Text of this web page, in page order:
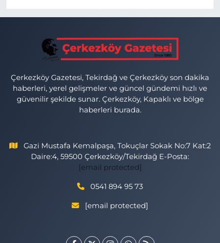
Çerkezköy Gazetesi, Tekirdağ ve Çerkezköy son dakika
haberleri, yerel gelişmeler ve güncel gündemi hızlı ve
güvenilir şekilde sunar. Çerkezköy, Kapaklı ve bölge
haberleri burada.
Gazi Mustafa Kemalpaşa, Tokuçlar Sokak No:7 Kat:2
Daire:4, 59500 Çerkezköy/Tekirdağ E-Posta:
[email protected]
0541 894 95 73
[email protected]